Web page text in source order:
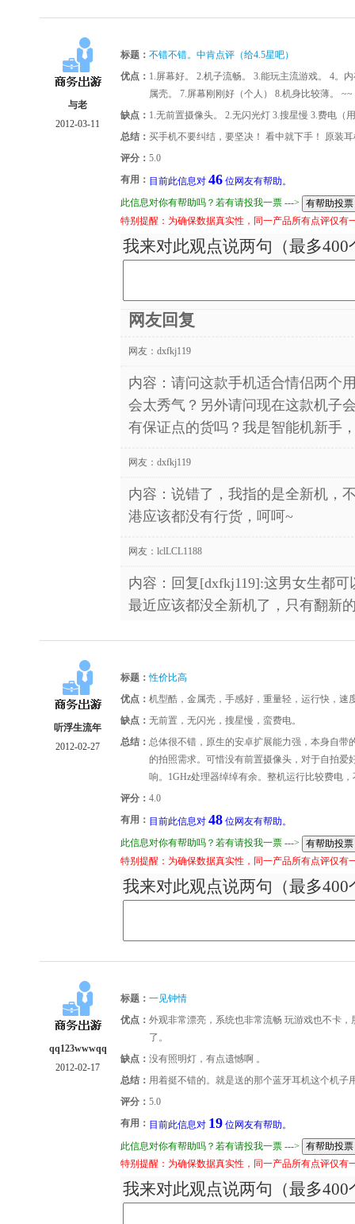
与老
2012-03-11
标题： 不错不错。中肯点评（给4.5星吧）
优点： 1.屏幕好。 2.机子流畅。 3.能玩主流游戏。 4。
属壳。 7.屏幕刚刚好（个人） 8.机身比较薄。 ~~
缺点： 1.无前置摄像头。 2.无闪光灯 3.搜星慢 3.费电（
总结： 买手机不要纠结，要坚决！ 看中就下手！ 原装
评分： 5.0
有用： 目前此信息对 46 位网友有帮助。
此信息对你有帮助吗？若有请投我一票 --->
特别提醒：为确保数据真实性，同一产品所有点评仅有
我来对此观点说两句（最多400
网友回复
网友： dxfkj119
内容：请问这款手机适合情侣两个
会太秀气？另外请问现在这款机子
有保证点的货吗？我是智能机新手
网友： dxfkj119
内容：说错了，我指的是全新机，
港应该都没有行货，呵呵~
网友： lclLCL1188
内容：回复[dxfkj119]:这男女生都
最近应该都没全新机了，只有翻新
听浮生流年
2012-02-27
标题：性价比高
优点： 机型酷，金属壳，手感好，重量轻，运行快，
缺点： 无前置，无闪光，搜星慢，蛮费电。
总结： 总体很不错，原生的安卓扩展能力强，本身自带
的拍照需求。可惜没有前置摄像头，对于自拍
响。1GHz处理器绰绰有余。整机运行比较费电
评分： 4.0
有用： 目前此信息对 48 位网友有帮助。
此信息对你有帮助吗？若有请投我一票 --->
特别提醒：为确保数据真实性，同一产品所有点评仅有
我来对此观点说两句（最多400
qq123wwwqq
2012-02-17
标题： 一见钟情
优点： 外观非常漂亮，系统也非常流畅 玩游戏也不卡
了。
缺点： 没有照明灯，有点遗憾啊 。
总结： 用着挺不错的。就是送的那个蓝牙耳机这个机子
评分： 5.0
有用： 目前此信息对 19 位网友有帮助。
此信息对你有帮助吗？若有请投我一票 --->
特别提醒：为确保数据真实性，同一产品所有点评仅有
我来对此观点说两句（最多400